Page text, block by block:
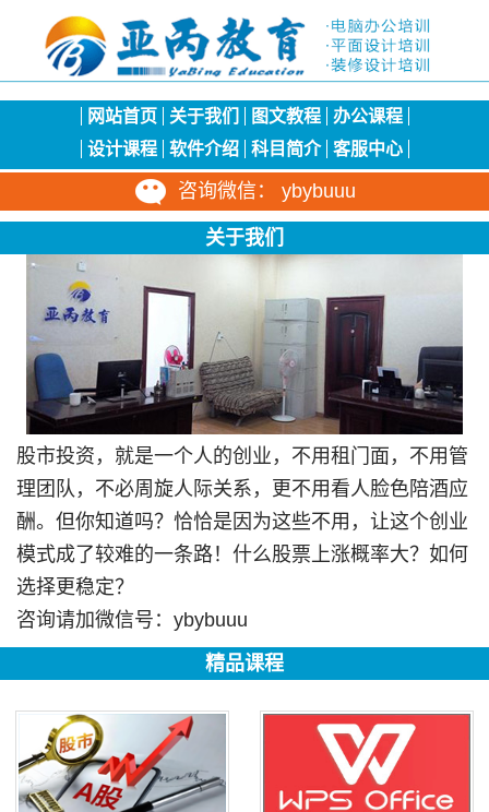
网站首页 关于我们 图文教程
办公课程
设计课程
软件介绍 科目简介 客服中心
咨询微信： ybybuuu
关于我们
股市投资，就是一个人的创业，不用租门面，不用管
理团队，不必周旋人际关系，更不用看人脸色陪酒应
酬。但你知道吗？恰恰是因为这些不用，让这个创业
模式成了较难的一条路！什么股票上涨概率大？如何
选择更稳定？
咨询请加微信号：ybybuuu
精品课程